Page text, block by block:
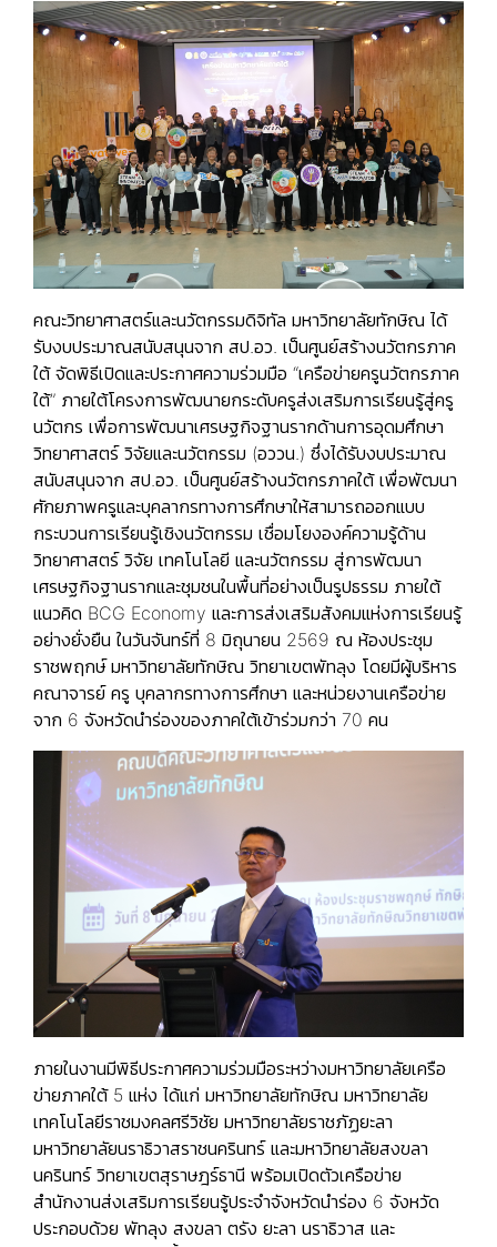
คณะวิทยาศาสตร์และนวัตกรรมดิจิทัล มหาวิทยาลัยทักษิณ ได้
รับงบประมาณสนับสนุนจาก สป.อว. เป็นศูนย์สร้างนวัตกรภาค
ใต้ จัดพิธีเปิดและประกาศความร่วมมือ “เครือข่ายครูนวัตกรภาค
ใต้” ภายใต้โครงการพัฒนายกระดับครูส่งเสริมการเรียนรู้สู่ครู
นวัตกร เพื่อการพัฒนาเศรษฐกิจฐานรากด้านการอุดมศึกษา
วิทยาศาสตร์ วิจัยและนวัตกรรม (อววน.) ซึ่งได้รับงบประมาณ
สนับสนุนจาก สป.อว. เป็นศูนย์สร้างนวัตกรภาคใต้ เพื่อพัฒนา
ศักยภาพครูและบุคลากรทางการศึกษาให้สามารถออกแบบ
กระบวนการเรียนรู้เชิงนวัตกรรม เชื่อมโยงองค์ความรู้ด้าน
วิทยาศาสตร์ วิจัย เทคโนโลยี และนวัตกรรม สู่การพัฒนา
เศรษฐกิจฐานรากและชุมชนในพื้นที่อย่างเป็นรูปธรรม ภายใต้
แนวคิด BCG Economy และการส่งเสริมสังคมแห่งการเรียนรู้
อย่างยั่งยืน ในวันจันทร์ที่ 8 มิถุนายน 2569 ณ ห้องประชุม
ราชพฤกษ์ มหาวิทยาลัยทักษิณ วิทยาเขตพัทลุง โดยมีผู้บริหาร
คณาจารย์ ครู บุคลากรทางการศึกษา และหน่วยงานเครือข่าย
จาก 6 จังหวัดนำร่องของภาคใต้เข้าร่วมกว่า 70 คน
ภายในงานมีพิธีประกาศความร่วมมือระหว่างมหาวิทยาลัยเครือ
ข่ายภาคใต้ 5 แห่ง ได้แก่ มหาวิทยาลัยทักษิณ มหาวิทยาลัย
เทคโนโลยีราชมงคลศรีวิชัย มหาวิทยาลัยราชภัฏยะลา
มหาวิทยาลัยนราธิวาสราชนครินทร์ และมหาวิทยาลัยสงขลา
นครินทร์ วิทยาเขตสุราษฎร์ธานี พร้อมเปิดตัวเครือข่าย
สำนักงานส่งเสริมการเรียนรู้ประจำจังหวัดนำร่อง 6 จังหวัด
ประกอบด้วย พัทลุง สงขลา ตรัง ยะลา นราธิวาส และ